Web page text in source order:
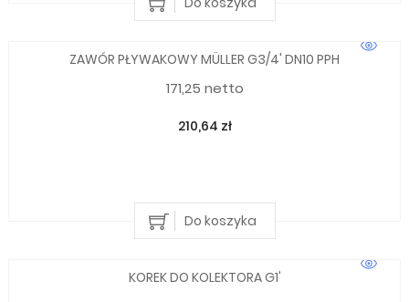
ZAWÓR PŁYWAKOWY MÜLLER G3/4' DN10 PPH
171,25 netto
210,64 zł
Do koszyka
KOREK DO KOLEKTORA G1'